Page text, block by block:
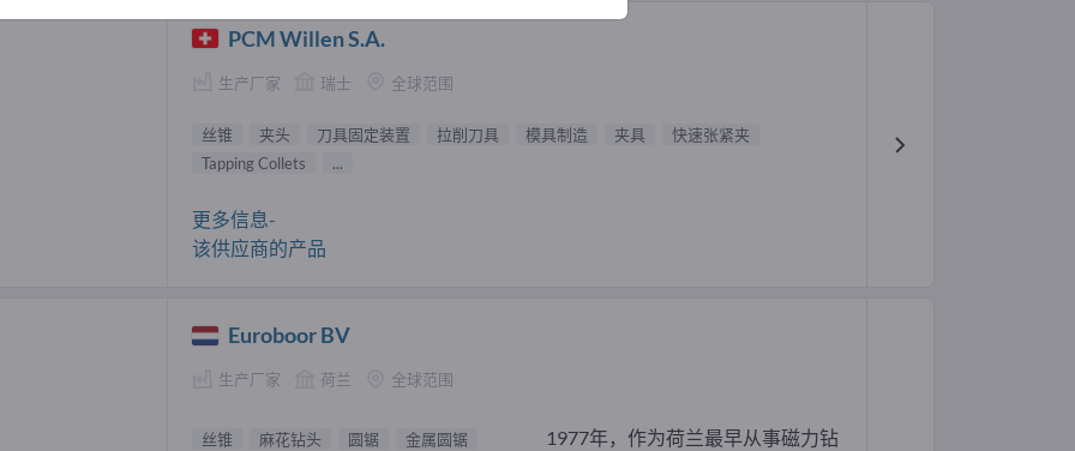
PCM Willen S.A.
生产厂家 瑞士 全球范围
丝锥 夹头 刀具固定装置 拉削刀具 模具制造 夹具
快速张紧夹
Tapping Collets
...
更多信息-
该供应商的产品
Euroboor BV
生产厂家 荷兰 全球范围
丝锥 麻花钻头 圆锯
金属圆锯
1977年，作为荷兰最早从事磁力钻